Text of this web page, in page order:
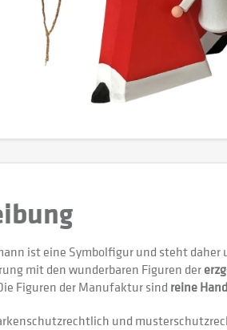
ist eine Symbolfigur und steht daher
mit den wunderbaren Figuren der
Figuren der Manufaktur sind reine
und